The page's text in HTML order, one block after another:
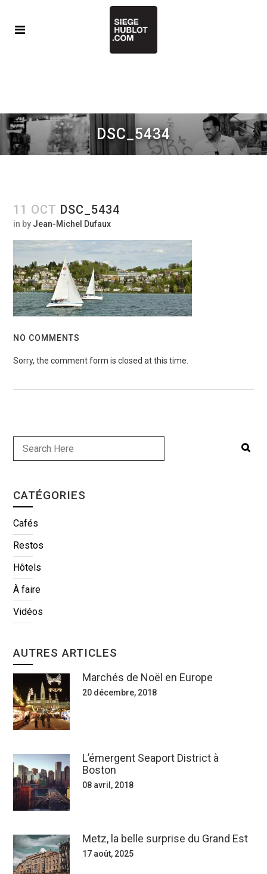
DSC_5434
11 OCT DSC_5434
in by Jean-Michel Dufaux
NO COMMENTS
Sorry, the comment form is closed at this time.
CATÉGORIES
Cafés
Restos
Hôtels
À faire
Vidéos
AUTRES ARTICLES
Marchés de Noël en Europe
20 décembre, 2018
L’émergent Seaport District à
Boston
08 avril, 2018
Metz, la belle surprise du Grand Est
17 août, 2025